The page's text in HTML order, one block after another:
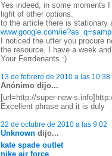
Yes indeed, in some moments
light of other options.
to the article there is stationary
www.google.com/ie?as_q=
I noticed the utter you procure
the resource. I have a week
Your Ferrdenants :)
13 de febrero de 2010 a las 10:38
Anónimo dijo...
[url=http://super-new-
Excellent phrase and it is duly
22 de octubre de 2010 a las 9:02
Unknown dijo...
kate spade outlet
nike air force